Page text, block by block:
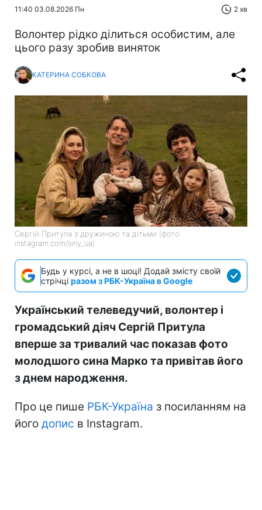
11:40 03.08.2026 Пн 2 хв
Волонтер рідко ділиться особистим, але
цього разу зробив виняток
КАТЕРИНА СОБКОВА
Сергій Притула з дружиною та дітьми (фото:
instagram.com/siriy_ua)
Будь у курсі, а не в шоці! Додай змісту своїй
стрічці разом з РБК-Україна в Google
Український телеведучий, волонтер і
громадський діяч Сергій Притула
вперше за тривалий час показав фото
молодшого сина Марко та привітав його
з днем народження.
Про це пише РБК-Україна з посиланням на
його допис в Instagram.